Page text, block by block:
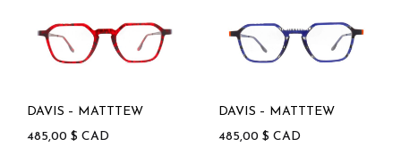
DAVIS – MATTTEW
485,00 $ CAD
DAVIS – MATTTEW
485,00 $ CAD